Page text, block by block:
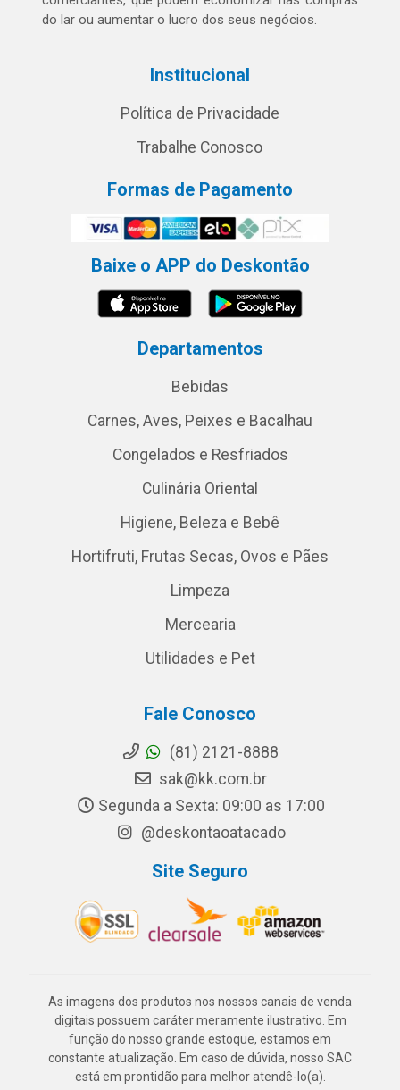
do lar ou aumentar o lucro dos seus negócios.
Institucional
Política de Privacidade
Trabalhe Conosco
Formas de Pagamento
Baixe o APP do Deskontão
Departamentos
Bebidas
Carnes, Aves, Peixes e Bacalhau
Congelados e Resfriados
Culinária Oriental
Higiene, Beleza e Bebê
Hortifruti, Frutas Secas, Ovos e Pães
Limpeza
Mercearia
Utilidades e Pet
Fale Conosco
(81) 2121-8888
sak@kk.com.br
Segunda a Sexta: 09:00 as 17:00
@deskontaoatacado
Site Seguro
As imagens dos produtos nos nossos canais de venda
digitais possuem caráter meramente ilustrativo. Em
função do nosso grande estoque, estamos em
constante atualização. Em caso de dúvida, nosso SAC
está em prontidão para melhor atendê-lo(a).